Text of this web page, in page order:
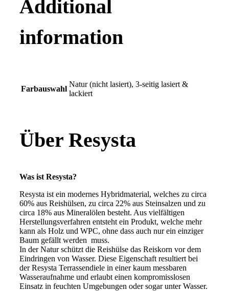
Additional
information
Farbauswahl
Natur (nicht lasiert), 3-seitig lasiert &
lackiert
Über Resysta
Was ist Resysta?
Resysta ist ein modernes Hybridmaterial, welches zu circa
60% aus Reishülsen, zu circa 22% aus Steinsalzen und zu
circa 18% aus Mineralölen besteht. Aus vielfältigen
Herstellungsverfahren entsteht ein Produkt, welche mehr
kann als Holz und WPC, ohne dass auch nur ein einziger
Baum gefällt werden muss.
In der Natur schützt die Reishülse das Reiskorn vor dem
Eindringen von Wasser. Diese Eigenschaft resultiert bei
der Resysta Terrassendiele in einer kaum messbaren
Wasseraufnahme und erlaubt einen kompromisslosen
Einsatz in feuchten Umgebungen oder sogar unter Wasser.